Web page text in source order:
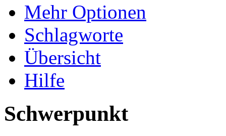
Mehr Optionen
Schlagworte
Übersicht
Hilfe
Schwerpunkt